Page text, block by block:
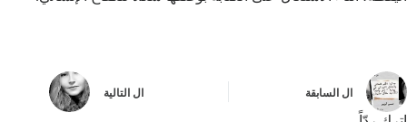
ال السابقة ال التالية